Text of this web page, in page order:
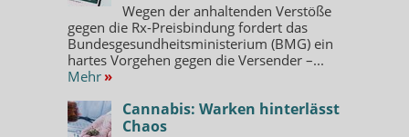
Wegen der anhaltenden Verstöße
gegen die Rx-Preisbindung fordert das
Bundesgesundheitsministerium (BMG) ein
hartes Vorgehen gegen die Versender –...
Mehr »
Cannabis: Warken hinterlässt
Chaos